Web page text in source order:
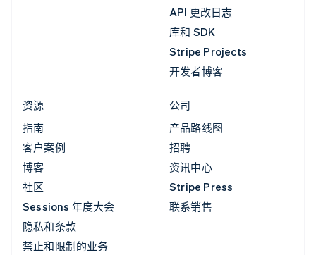
API 更改日志
库和 SDK
Stripe Projects
开发者博客
资源
指南
客户案例
博客
社区
Sessions 年度大会
隐私和条款
禁止和限制的业务
公司
产品路线图
招聘
资讯中心
Stripe Press
联系销售